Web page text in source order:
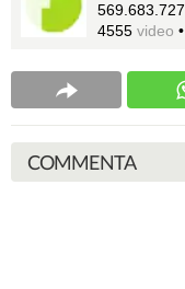
569.683.727
4555 video •
COMMENTA